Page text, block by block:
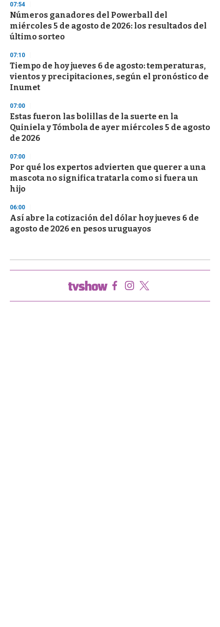
07:54
Números ganadores del Powerball del
miércoles 5 de agosto de 2026: los resultados del
último sorteo
07:10
Tiempo de hoy jueves 6 de agosto: temperaturas,
vientos y precipitaciones, según el pronóstico de
Inumet
07:00
Estas fueron las bolillas de la suerte en la
Quiniela y Tómbola de ayer miércoles 5 de agosto
de 2026
07:00
Por qué los expertos advierten que querer a una
mascota no significa tratarla como si fuera un
hijo
06:00
Así abre la cotización del dólar hoy jueves 6 de
agosto de 2026 en pesos uruguayos